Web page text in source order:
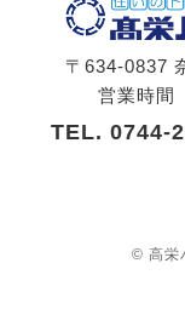
〒634-0837
営業時間
TEL. 0744-
© 高栄